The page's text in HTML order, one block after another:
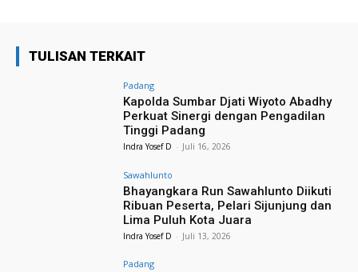
TULISAN TERKAIT
Padang
Kapolda Sumbar Djati Wiyoto Abadhy
Perkuat Sinergi dengan Pengadilan
Tinggi Padang
Indra Yosef D - Juli 16, 2026
Sawahlunto
Bhayangkara Run Sawahlunto Diikuti
Ribuan Peserta, Pelari Sijunjung dan
Lima Puluh Kota Juara
Indra Yosef D - Juli 13, 2026
Padang